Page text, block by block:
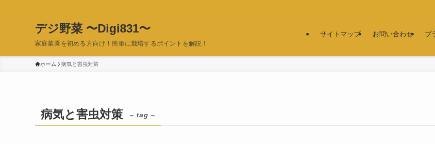
デジ野菜 〜Digi831〜
家庭菜園を初める方向け！簡単に栽培するポイントを解説！
サイトマップ お問い合わせ プ
ホーム 病気と害虫対策
病気と害虫対策 – tag –